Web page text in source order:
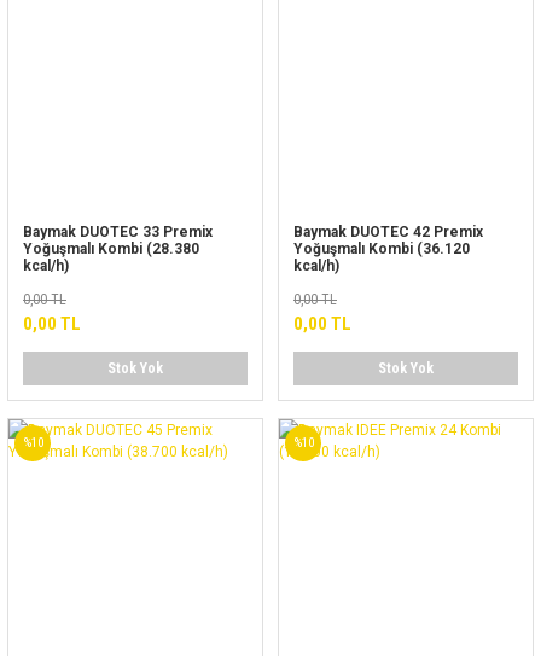
Baymak DUOTEC 33 Premix
Yoğuşmalı Kombi (28.380
kcal/h)
0,00 TL
0,00 TL
Stok Yok
Baymak DUOTEC 42 Premix
Yoğuşmalı Kombi (36.120
kcal/h)
0,00 TL
0,00 TL
Stok Yok
%10 %10